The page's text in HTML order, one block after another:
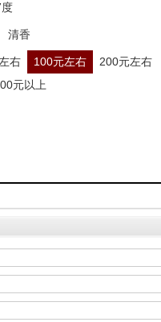
清香
右 100元左右 200元左右
元以上